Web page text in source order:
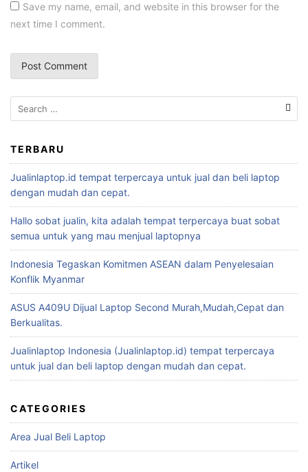
Save my name, email, and website in this browser for the
next time I comment.
TERBARU
Jualinlaptop.id tempat terpercaya untuk jual dan beli laptop
dengan mudah dan cepat.
Hallo sobat jualin, kita adalah tempat terpercaya buat sobat
semua untuk yang mau menjual laptopnya
Indonesia Tegaskan Komitmen ASEAN dalam Penyelesaian
Konflik Myanmar
ASUS A409U Dijual Laptop Second Murah,Mudah,Cepat dan
Berkualitas.
Jualinlaptop Indonesia (Jualinlaptop.id) tempat terpercaya
untuk jual dan beli laptop dengan mudah dan cepat.
CATEGORIES
Area Jual Beli Laptop
Artikel